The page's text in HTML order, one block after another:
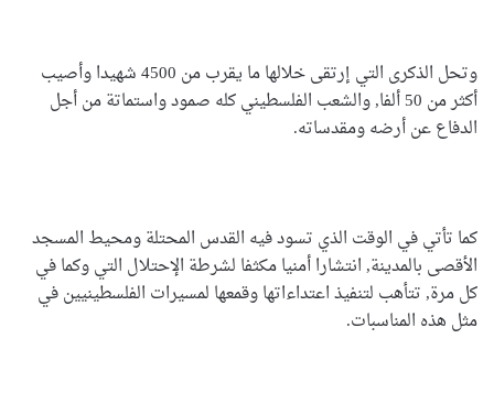
وتحل الذكرى التي إرتقى خلالها ما يقرب من 4500 شهيدا وأصيب
أكثر من 50 ألفا, والشعب الفلسطيني كله صمود واستماتة من أجل
الدفاع عن أرضه ومقدساته.
كما تأتي في الوقت الذي تسود فيه القدس المحتلة ومحيط المسجد
الأقصى بالمدينة, انتشارا أمنيا مكثفا لشرطة الإحتلال التي وكما في
كل مرة, تتأهب لتنفيذ اعتداءاتها وقمعها لمسيرات الفلسطينيين في
مثل هذه المناسبات.